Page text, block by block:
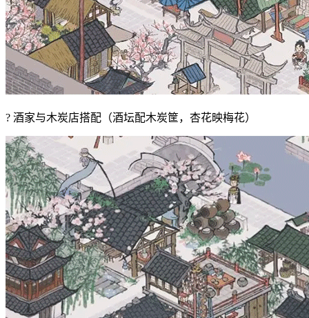
? 酒家与木炭店搭配（酒坛配木炭筐，杏花映梅花）